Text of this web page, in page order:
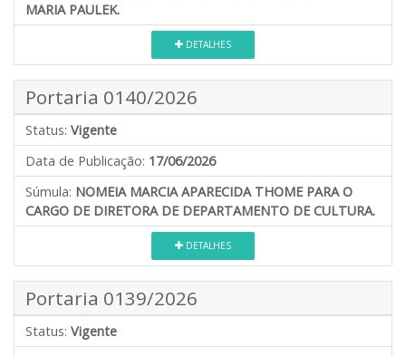
MARIA PAULEK.
DETALHES
Portaria 0140/2026
Status: Vigente
Data de Publicação: 17/06/2026
Súmula: NOMEIA MARCIA APARECIDA THOME PARA O
CARGO DE DIRETORA DE DEPARTAMENTO DE CULTURA.
DETALHES
Portaria 0139/2026
Status: Vigente